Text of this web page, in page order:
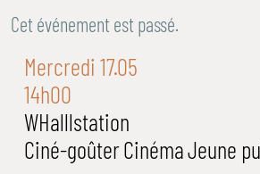
Cet événement est passé.
Mercredi 17.05
14h00
WHalllstation
Ciné-goûterCinémaJeune